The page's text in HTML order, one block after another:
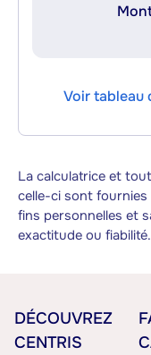
Voir tableau
La calculatrice et
celle-ci sont
fins personnelles et
exactitude ou fiabilité.
DÉCOUVREZ
CENTRIS